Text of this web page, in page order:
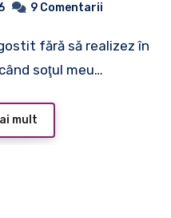
9 Comentarii
soţul meu…
mult